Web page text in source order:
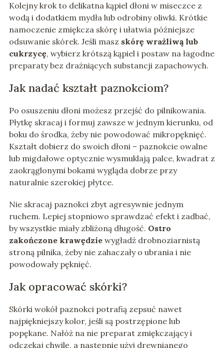
Kolejny krok to delikatna kąpiel dłoni w miseczce z
wodą i dodatkiem mydła lub odrobiny oliwki. Krótkie
namoczenie zmiękcza skórę i ułatwia późniejsze
odsuwanie skórek. Jeśli masz skórę wrażliwą lub
cukrzycę, wybierz krótszą kąpiel i postaw na łagodne
preparaty bez drażniących substancji zapachowych.
Jak nadać kształt paznokciom?
Po osuszeniu dłoni możesz przejść do pilnikowania.
Płytkę skracaj i formuj zawsze w jednym kierunku, od
boku do środka, żeby nie powodować mikropęknięć.
Kształt dobierz do swoich dłoni – paznokcie owalne
lub migdałowe optycznie wysmuklają palce, kwadrat z
zaokrąglonymi bokami wygląda dobrze przy
naturalnie szerokiej płytce.
Nie skracaj paznokci zbyt agresywnie jednym
ruchem. Lepiej stopniowo sprawdzać efekt i zadbać,
by wszystkie miały zbliżoną długość. Ostro
zakończone krawędziewygładź drobnoziarnistą
stroną pilnika, żeby nie zahaczały o ubrania i nie
powodowały pęknięć.
Jak opracować skórki?
Skórki wokół paznokci potrafią zepsuć nawet
najpiękniejszy kolor, jeśli są postrzępione lub
popękane. Nałóż na nie preparat zmiękczający i
odczekaj chwilę, a następnie użyj drewnianego